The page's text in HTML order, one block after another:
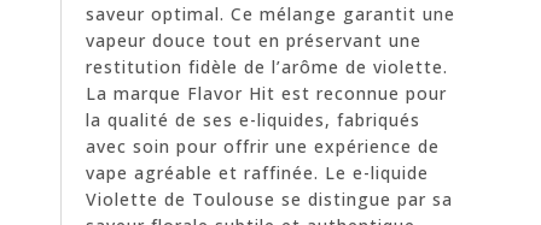
saveur optimal. Ce mélange garantit une
vapeur douce tout en préservant une
restitution fidèle de l’arôme de violette.
La marque Flavor Hit est reconnue pour
la qualité de ses e-liquides, fabriqués
avec soin pour offrir une expérience de
vape agréable et raffinée. Le e-liquide
Violette de Toulouse se distingue par sa